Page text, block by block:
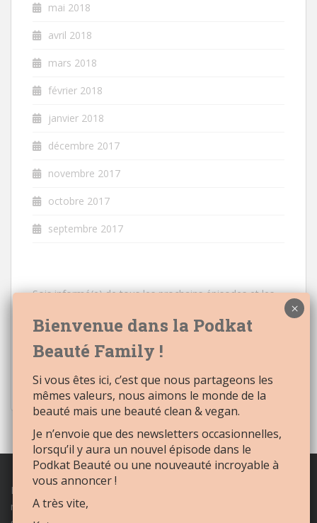
mai 2018
avril 2018
mars 2018
février 2018
janvier 2018
décembre 2017
novembre 2017
octobre 2017
septembre 2017
Sois informé(e) de tous les prochains épisodes et les
Retrouvez tout notre
nos best sellers, le
Si vous êtes ici, c’est que nous partageons les
mêmes valeurs, nous aimons le monde de la
beauté mais une beauté clean & vegan.
Je n’envoie que des newsletters occasionnelles,
lorsqu’il y aura un nouvel épisode dans le
Podkat Beauté ou une nouveauté incroyable à
vous annoncer !
A très vite,